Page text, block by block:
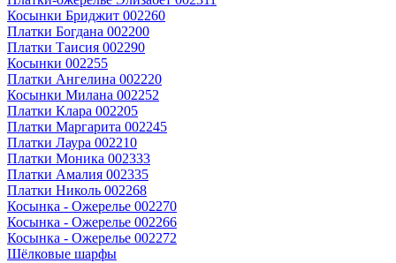
Косынки Бриджит 002260
Платки Богдана 002200
Платки Таисия 002290
Косынки 002255
Платки Ангелина 002220
Косынки Милана 002252
Платки Клара 002205
Платки Маргарита 002245
Платки Лаура 002210
Платки Моника 002333
Платки Амалия 002335
Платки Николь 002268
Косынка - Ожерелье 002270
Косынка - Ожерелье 002266
Косынка - Ожерелье 002272
Шёлковые шарфы